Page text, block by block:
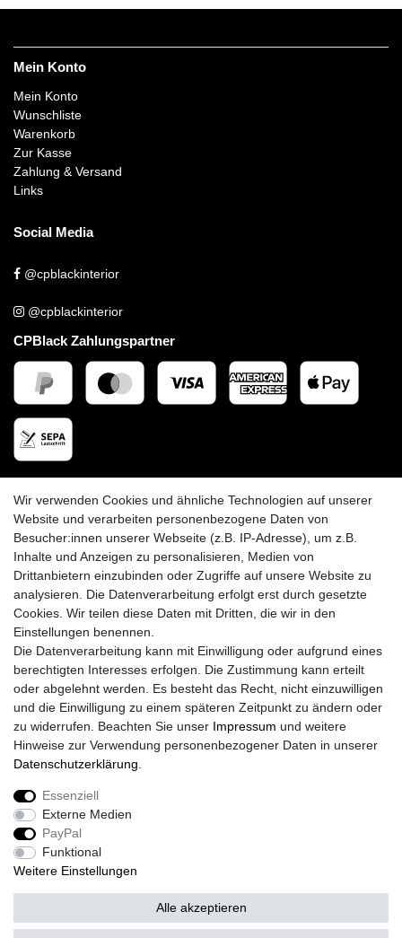
Mein Konto
Mein Konto
Wunschliste
Warenkorb
Zur Kasse
Zahlung & Versand
Links
Social Media
@cpblackinterior
@cpblackinterior
CPBlack Zahlungspartner
CPBlack Versandpartner
Impressum
Widerrufs­recht
Wir verwenden Cookies und ähnliche Technologien auf unserer
Website und verarbeiten personenbezogene Daten von
Besucher:innen unserer Webseite (z.B. IP-Adresse), um z.B.
Inhalte und Anzeigen zu personalisieren, Medien von
Drittanbietern einzubinden oder Zugriffe auf unsere Website zu
analysieren. Die Datenverarbeitung erfolgt erst durch gesetzte
Cookies. Wir teilen diese Daten mit Dritten, die wir in den
Einstellungen benennen.
Die Datenverarbeitung kann mit Einwilligung oder aufgrund eines
berechtigten Interesses erfolgen. Die Zustimmung kann erteilt
oder abgelehnt werden. Es besteht das Recht, nicht einzuwilligen
und die Einwilligung zu einem späteren Zeitpunkt zu ändern oder
zu widerrufen. Beachten Sie unser Impressum und weitere
Hinweise zur Verwendung personenbezogener Daten in unserer
Daten­schutz­erklärung
Essenziell
Externe Medien
PayPal
Funktional
Weitere Einstellungen
Alle akzeptieren